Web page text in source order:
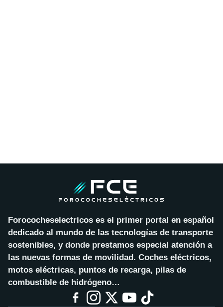
Forococheselectricos es el primer portal en español
dedicado al mundo de las tecnologías de transporte
sostenibles, y donde prestamos especial atención a
las nuevas formas de movilidad. Coches eléctricos,
motos eléctricas, puntos de recarga, pilas de
combustible de hidrógeno…